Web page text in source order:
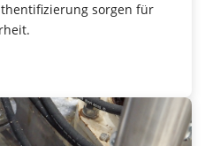
sorgen für